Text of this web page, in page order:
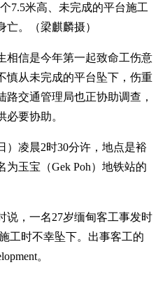
7.5米高、未完成的平台施工
亡。（梁麒麟摄）
相信是今年第一起致命工伤意
慎从未完成的平台坠下，伤重
交通管理局也正协助调查，
要协助。
）凌晨2时30分许，地点是裕
为玉宝（Gek Poh）地铁站的
说，一名27岁缅甸客工事发时
工时不幸坠下。出事客工的
。